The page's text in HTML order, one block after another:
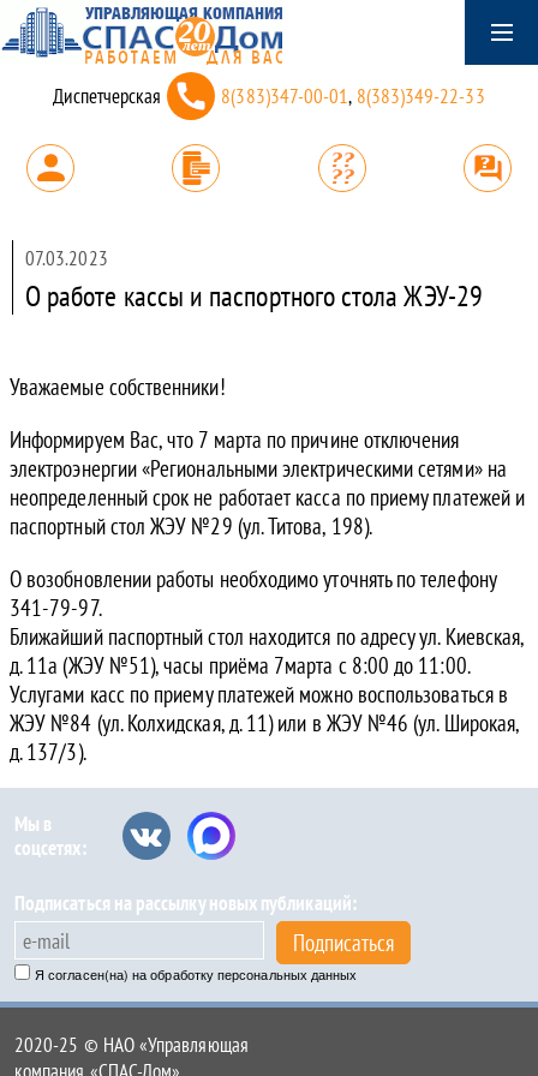
Диспетчерская 8(383)347-00-01, 8(383)349-22-33
07.03.2023
О работе кассы и паспортного стола ЖЭУ-29
Уважаемые собственники!
Информируем Вас, что 7 марта по причине отключения
электроэнергии «Региональными электрическими сетями» на
неопределенный срок не работает касса по приему платежей и
паспортный стол ЖЭУ №29 (ул. Титова, 198).
О возобновлении работы необходимо уточнять по телефону
341-79-97.
Ближайший паспортный стол находится по адресу ул. Киевская,
д. 11а (ЖЭУ №51), часы приёма 7марта с 8:00 до 11:00.
Услугами касс по приему платежей можно воспользоваться в
ЖЭУ №84 (ул. Колхидская, д. 11) или в ЖЭУ №46 (ул. Широкая,
д. 137/3).
Мы в
соцсетях:
Подписаться на рассылку новых публикаций:
Подписаться
Я согласен(на) на обработку персональных данных
2020-25 © НАО «Управляющая